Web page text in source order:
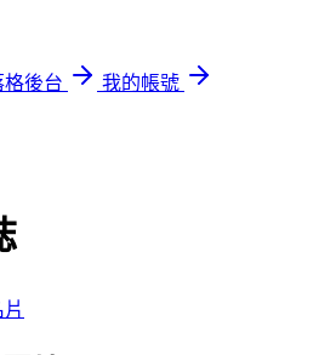
後台
我的帳號